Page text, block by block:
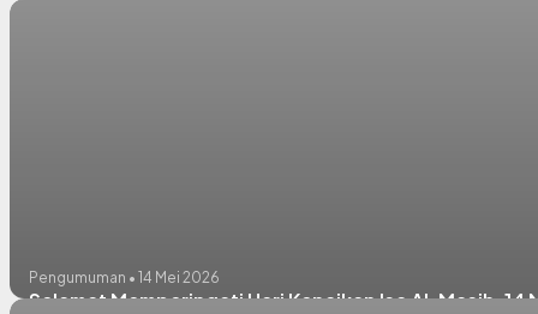
Pengumuman • 14 Mei 2026
Selamat Memperingati Hari Kenaikan Isa Al-Masih, 14